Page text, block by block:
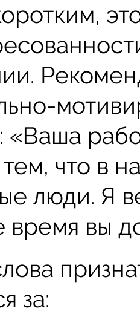
тем, что в
люди. Я
время вы
за: